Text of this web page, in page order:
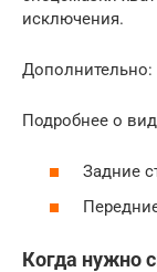
исключения.
Дополнительно:
Подробнее о
Задние
Когда нужно